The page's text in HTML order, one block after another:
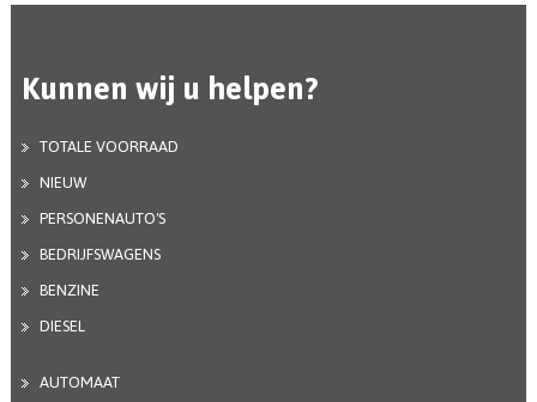
Kunnen wij u helpen?
TOTALE VOORRAAD
NIEUW
PERSONENAUTO'S
BEDRIJFSWAGENS
BENZINE
DIESEL
AUTOMAAT